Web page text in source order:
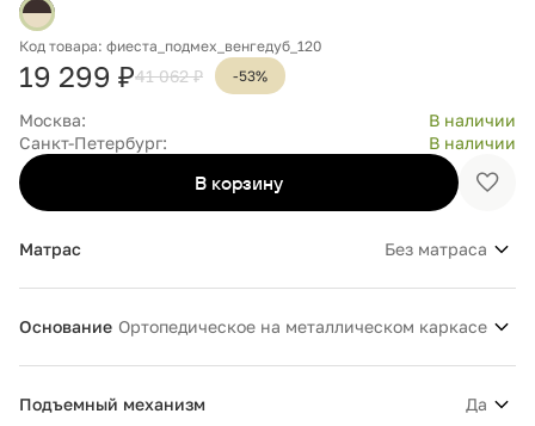
Код товара: фиеста_подмех_венгедуб_120
19 299 ₽41 062 ₽ -53%
Москва:
В наличии
Санкт-Петербург:
В наличии
В корзину
Матрас Без матраса
Основание Ортопедическое на металлическом каркасе
Подъемный механизм Да